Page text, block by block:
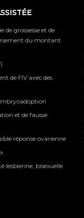
grossesse et de
du montant
de FIV avec des
et de fausse
réponse ovarienne
lesbienne, bisexuelle